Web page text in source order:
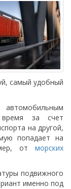
самый удобный
время за счет
на другой,
попадает на
от морских
подвижного
именно под